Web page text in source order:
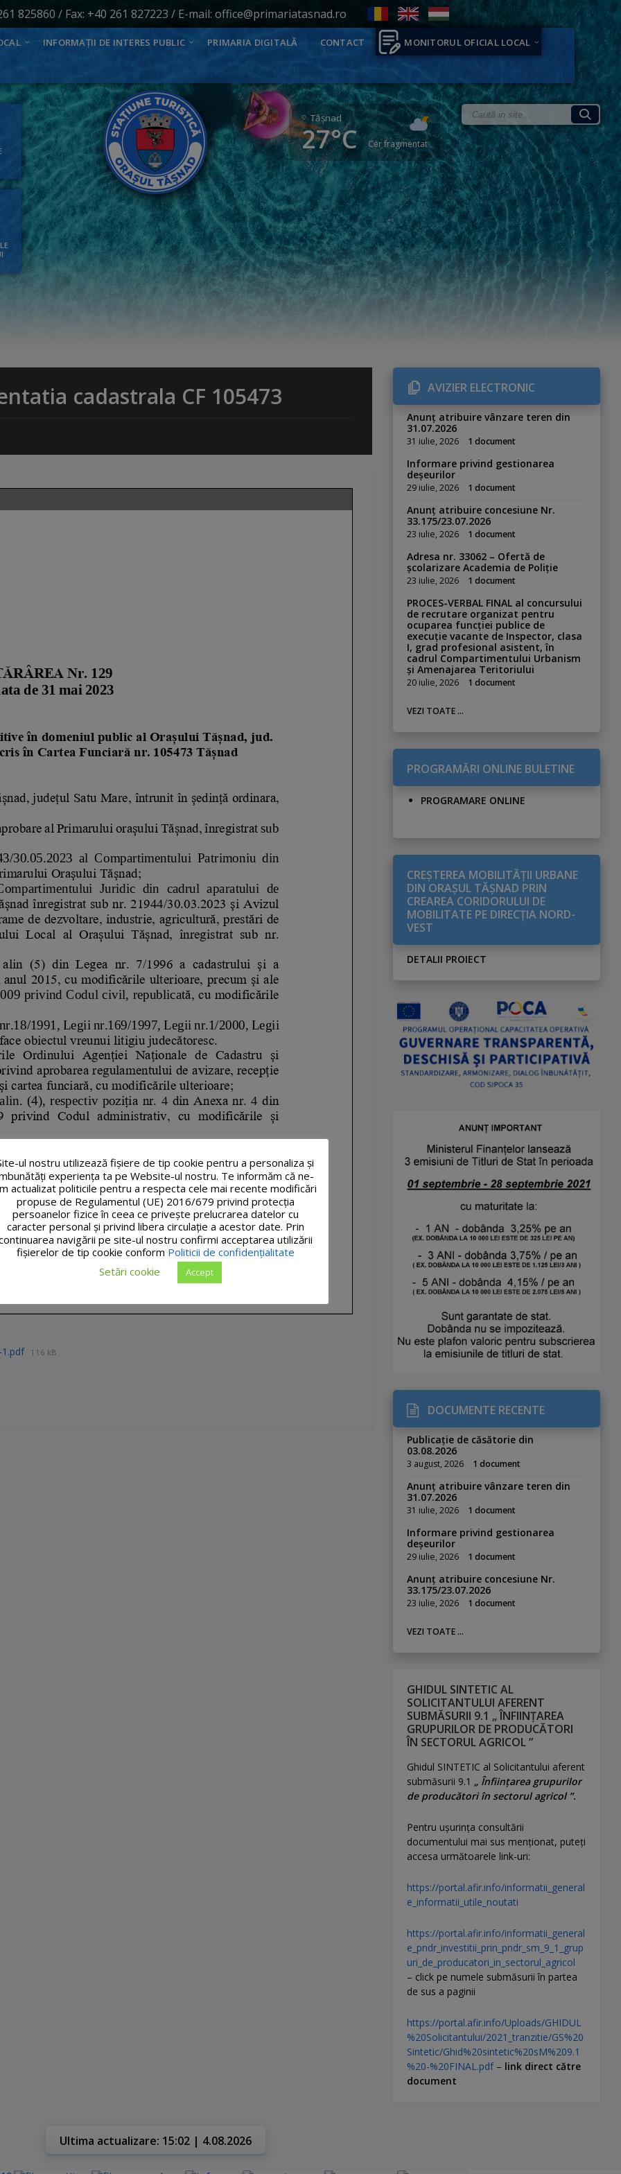
825860 / Fax: +40 261 827223 / E-mail: office@primariatasnad.ro
INFORMAȚII DE INTERES PUBLIC PRIMARIA DIGITALĂ CONTACT MONITORUL OFICIAL LOCAL
Tăşnad
27°C Cer fragmentat
cadastrala CF 105473
1.pdf 116 kB
AVIZIER ELECTRONIC
Anunț atribuire vânzare teren din
31.07.2026
31 iulie, 2026 1 document
Informare privind gestionarea
deșeurilor
29 iulie, 2026 1 document
Anunț atribuire concesiune Nr.
33.175/23.07.2026
23 iulie, 2026 1 document
Adresa nr. 33062 – Ofertă de
școlarizare Academia de Poliție
23 iulie, 2026 1 document
PROCES-VERBAL FINAL al concursului
de recrutare organizat pentru
ocuparea funcției publice de
execuție vacante de Inspector, clasa
I, grad profesional asistent, în
cadrul Compartimentului Urbanism
și Amenajarea Teritoriului
20 iulie, 2026 1 document
VEZI TOATE ...
PROGRAMĂRI ONLINE BULETINE
PROGRAMARE ONLINE
CREŞTEREA MOBILITĂŢII URBANE
DIN ORAŞUL TĂŞNAD PRIN
CREAREA CORIDORULUI DE
MOBILITATE PE DIRECŢIA NORD-
VEST
DETALII PROIECT
DOCUMENTE RECENTE
Publicație de căsătorie din
03.08.2026
3 august, 2026 1 document
Anunț atribuire vânzare teren din
31.07.2026
31 iulie, 2026 1 document
Informare privind gestionarea
deșeurilor
29 iulie, 2026 1 document
Anunț atribuire concesiune Nr.
33.175/23.07.2026
23 iulie, 2026 1 document
VEZI TOATE ...
GHIDUL SINTETIC AL
SOLICITANTULUI AFERENT
SUBMĂSURII 9.1 „ ÎNFIINȚAREA
GRUPURILOR DE PRODUCĂTORI
ÎN SECTORUL AGRICOL ”
Ghidul SINTETIC al Solicitantului aferent
submăsurii 9.1 „ Înființarea grupurilor
de producători în sectorul agricol ”.
Pentru uşurinţa consultării
documentului mai sus menţionat, puteţi
accesa următoarele link-uri:
https://portal.afir.info/informatii_general
e_informatii_utile_noutati
https://portal.afir.info/informatii_general
e_pndr_investitii_prin_pndr_sm_9_1_grup
uri_de_producatori_in_sectorul_agricol
– click pe numele submăsurii în partea
de sus a paginii
https://portal.afir.info/Uploads/GHIDUL
%20Solicitantului/2021_tranzitie/GS%20
Sintetic/Ghid%20sintetic%20sM%209.1
%20-%20FINAL.pdf– link direct către
document
Ultima actualizare: 15:02 | 4.08.2026
ul nostru utilizează fişiere de tip cookie pentru a personaliza și
experiența ta pe Website-ul nostru. Te informăm că ne-
actualizat politicile pentru a respecta cele mai recente modificări
propuse de Regulamentul (UE) 2016/679 privind protecția
persoanelor fizice în ceea ce privește prelucrarea datelor cu
caracter personal și privind libera circulație a acestor date. Prin
navigării pe site-ul nostru confirmi acceptarea utilizării
fişierelor de tip cookie conform Politicii de confidențialitate
Setări cookie
Accept